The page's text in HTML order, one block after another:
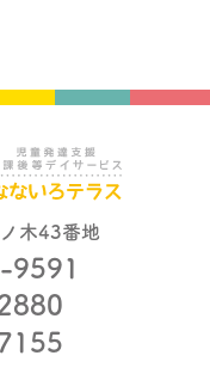
木43番地
9591